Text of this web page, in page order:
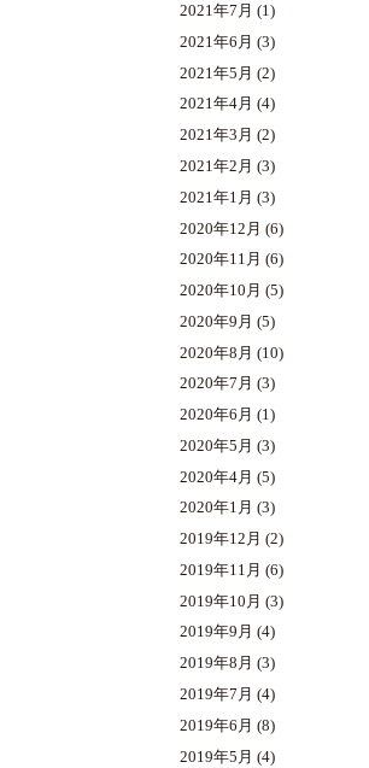
2021年7月 (1)
2021年6月 (3)
2021年5月 (2)
2021年4月 (4)
2021年3月 (2)
2021年2月 (3)
2021年1月 (3)
2020年12月 (6)
2020年11月 (6)
2020年10月 (5)
2020年9月 (5)
2020年8月 (10)
2020年7月 (3)
2020年6月 (1)
2020年5月 (3)
2020年4月 (5)
2020年1月 (3)
2019年12月 (2)
2019年11月 (6)
2019年10月 (3)
2019年9月 (4)
2019年8月 (3)
2019年7月 (4)
2019年6月 (8)
2019年5月 (4)